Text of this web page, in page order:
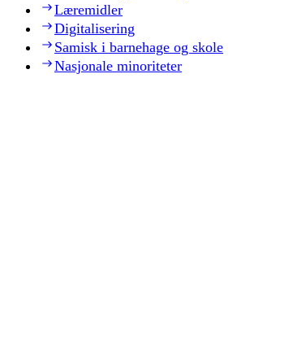
Læremidler
Digitalisering
Samisk i barnehage og skole
Nasjonale minoriteter